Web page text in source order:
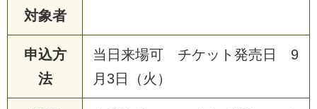
対象者
申込方
法
当日来場可 チケット発売日 9
月3日（火）